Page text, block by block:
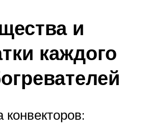
и
каждого
конвекторов: